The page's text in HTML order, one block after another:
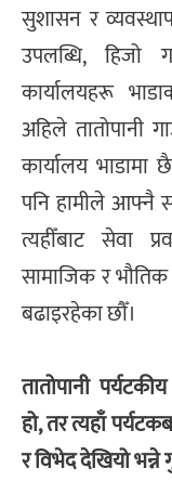
सुशासन र
उपलब्धि, हिजो
कार्यालयहरू
अहिले तातोपानी
कार्यालय
पनि हामीले आफ्नै
त्यहीँबाट सेवा
सामाजिक र
बढाइरहेका छौँ।
​तातोपानी
हो, तर त्यहाँ
र विभेद देखियो